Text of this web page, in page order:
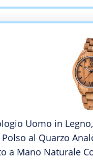
Uomo in Legno,
al Quarzo
a Mano Naturale